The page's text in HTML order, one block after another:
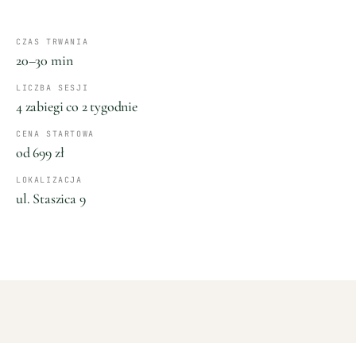
CZAS TRWANIA
20–30 min
LICZBA SESJI
4 zabiegi co 2 tygodnie
CENA STARTOWA
od 699 zł
LOKALIZACJA
ul. Staszica 9